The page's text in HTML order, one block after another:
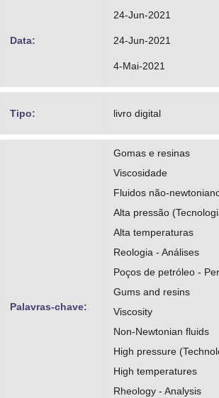
Marcelino Neto, Moises
http://lattes.cnpq.br/
Data:
24-Jun-2021
24-Jun-2021
4-Mai-2021
Tipo: livro digital
Palavras-chave:
Gomas e resinas
Viscosidade
Fluidos não-
Alta pressão
Alta temperaturas
Reologia - Análises
Poços de petróleo -
Gums and resins
Viscosity
Non-Newtonian fluids
High pressure
High temperatures
Rheology - Analysis